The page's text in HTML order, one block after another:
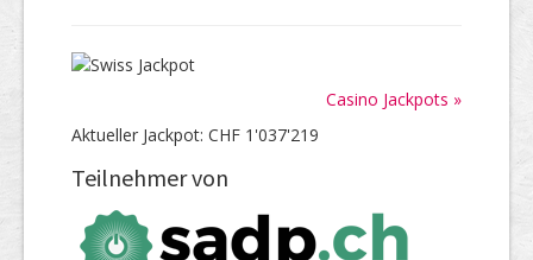
Casino Jackpots »
Aktueller Jackpot: CHF 1'037'219
Teilnehmer von